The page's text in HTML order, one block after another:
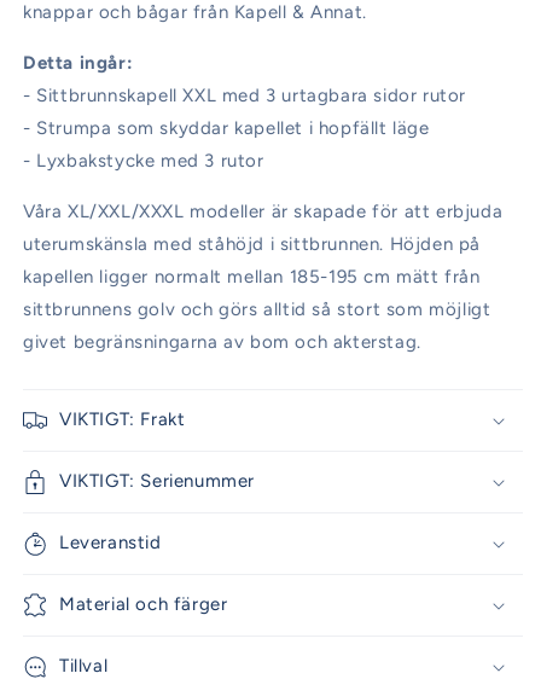
knappar och bågar från Kapell & Annat.
Detta ingår:
- Sittbrunnskapell XXL med 3 urtagbara sidor rutor
- Strumpa som skyddar kapellet i hopfällt läge
- Lyxbakstycke med 3 rutor
Våra XL/XXL/XXXL modeller är skapade för att erbjuda
uterumskänsla med ståhöjd i sittbrunnen. Höjden på
kapellen ligger normalt mellan 185-195 cm mätt från
sittbrunnens golv och görs alltid så stort som möjligt
givet begränsningarna av bom och akterstag.
VIKTIGT: Frakt
VIKTIGT: Serienummer
Leveranstid
Material och färger
Tillval